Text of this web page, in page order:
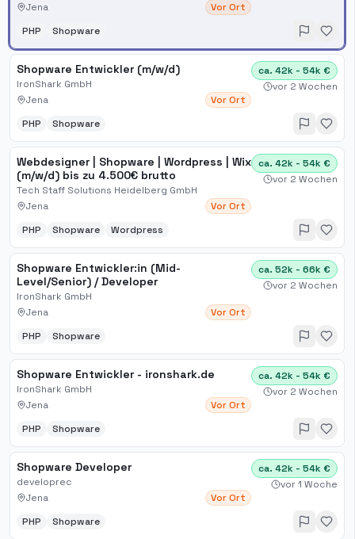
Jena
Vor Ort
PHP Shopware
Shopware Entwickler (m/w/d)
IronShark GmbH
Jena
Vor Ort
ca. 42k - 54k €
vor 2 Wochen
PHP Shopware
Webdesigner | Shopware | Wordpress | Wix
(m/w/d) bis zu 4.500€ brutto
Tech Staff Solutions Heidelberg GmbH
Jena
Vor Ort
ca. 42k - 54k €
vor 2 Wochen
PHP Shopware Wordpress
Shopware Entwickler:in (Mid-
Level/Senior) / Developer
IronShark GmbH
Jena
Vor Ort
ca. 52k - 66k €
vor 2 Wochen
PHP Shopware
Shopware Entwickler - ironshark.de
IronShark GmbH
Jena
Vor Ort
ca. 42k - 54k €
vor 2 Wochen
PHP Shopware
Shopware Developer
developrec
Jena
Vor Ort
ca. 42k - 54k €
vor 1 Woche
PHP Shopware